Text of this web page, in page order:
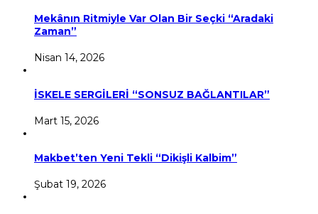
Mekânın Ritmiyle Var Olan Bir Seçki “Aradaki
Zaman”
Nisan 14, 2026
İSKELE SERGİLERİ “SONSUZ BAĞLANTILAR”
Mart 15, 2026
Makbet’ten Yeni Tekli “Dikişli Kalbim”
Şubat 19, 2026